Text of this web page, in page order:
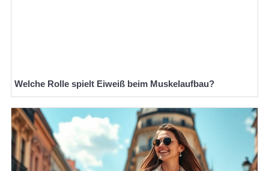
Welche Rolle spielt Eiweiß beim Muskelaufbau?